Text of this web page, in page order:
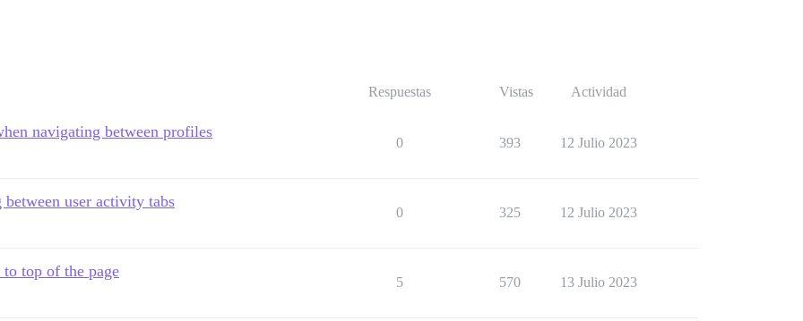
Respuestas Vistas Actividad
navigating between profiles
0 393 12 Julio 2023
user activity tabs
0 325 12 Julio 2023
top of the page
5 570 13 Julio 2023